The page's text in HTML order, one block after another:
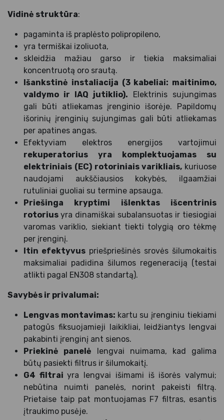
Vidinė struktūra:
pagaminta iš praplėsto polipropileno,
yra termiškai izoliuota,
skleidžia mažiau garso ir tiekia maksimaliai
koncentruotą oro srautą.
Išankstinė instaliacija (3 kabeliai: maitinimo,
valdymo ir IAQ jutiklio). Elektrinis sujungimas
gali būti atliekamas įrenginio išorėje. Papildomų
išorinių įrenginių sujungimas gali būti atliekamas
per apatines angas.
Efektyviam elektros energijos vartojimui
rekuperatorius yra komplektuojamas su
elektriniais (EC) rotoriniais varikliais, kuriuose
naudojami aukščiausios kokybės, ilgaamžiai
rutuliniai guoliai su termine apsauga.
Priešinga kryptimi išlenktas išcentrinis
rotorius yra dinamiškai subalansuotas ir tiesiogiai
varomas variklio, siekiant tiekti tolygią oro tėkmę
per įrenginį.
Itin efektyvus priešpriešinės srovės šilumokaitis
maksimaliai padidina šilumos regeneraciją (testai
atlikti pagal EN308 standartą).
Savybės ir privalumai:
Lengvas montavimas: kartu su įrenginiu tiekiami
patogūs fiksuojamieji laikikliai, leidžiantys lengvai
pakabinti įrenginį ant sienos.
Priekinė panelė lengvai nuimama, kad galima
būtų pasiekti filtrus ir šilumokaitį.
G4 filtraiyra lengvai išimami iš išorės valymui;
nebūtina nuimti panelės, norint pakeisti filtrą.
Prietaise taip pat montuojamas F7 filtras, esantis
įtraukimo pusėje.